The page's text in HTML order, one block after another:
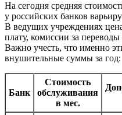
На сегодня средняя
у российских банков
В ведущих учреждениях
плату, комиссии за
Важно учесть, что именно
внушительные суммы за год:
Банк
Стоимость
обслуживания
в мес.